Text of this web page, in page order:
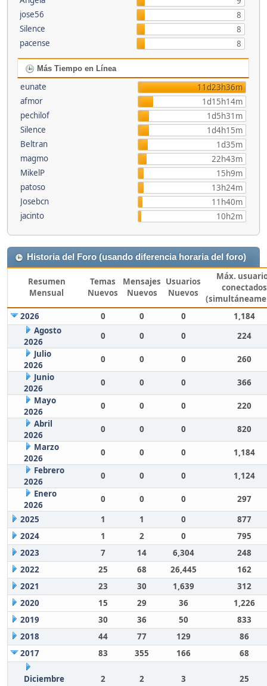
jose56
8
Silence
8
pacense
8
Más Tiempo en Línea
eunate
11d23h36m
afmor
1d15h14m
pechilof
1d5h31m
Silence
1d4h15m
Beltran
1d35m
magmo
22h43m
MikelP
15h9m
patoso
13h24m
Josebcn
11h40m
jacinto
10h2m
Historia del Foro (usando diferencia horaria del foro)
Resumen
Mensual
Temas
Nuevos
Mensajes
Nuevos
Usuarios
Nuevos
Máx.
conectados
2026
0 0 0
1,184
Agosto
2026
0 0 0
224
Julio
2026
0 0 0
260
Junio
2026
0 0 0
366
Mayo
2026
0 0 0
220
Abril
2026
0 0 0
820
Marzo
2026
0 0 0
1,184
Febrero
2026
0 0 0
1,124
Enero
2026
0 0 0
297
2025
1 1 0
877
2024
1 2 0
795
2023
7 14 6,304
248
2022
25 68 26,445
162
2021
23 30 1,639
312
2020
15 29 36
1,226
2019
30 36 50
833
2018
44 77 129
86
2017
83 355 166 68
Diciembre
2 2 3 25